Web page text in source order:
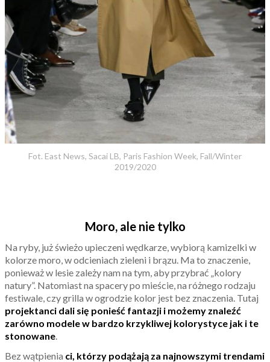
Fot. East News, Sacai LB, Paris Fashion Week, Fall/Winter
2019/2020
Moro, ale nie tylko
Na ryby, już świeżo upieczeni wędkarze, wybiorą kamizelki w
kolorze moro, w odcieniach zieleni i brązu. Ma to znaczenie,
ponieważ w lesie zależy nam na tym, aby przybrać „kolory
natury”. Natomiast na spacery po mieście, na różnego rodzaju
festiwale, czy grilla w ogrodzie kolor jest bez znaczenia. Tutaj
projektanci dali się ponieść fantazji i możemy znaleźć
zarówno modele w bardzo krzykliwej kolorystyce jak i te
stonowane.
Bez wątpienia ci, którzy podążają za najnowszymi trendami